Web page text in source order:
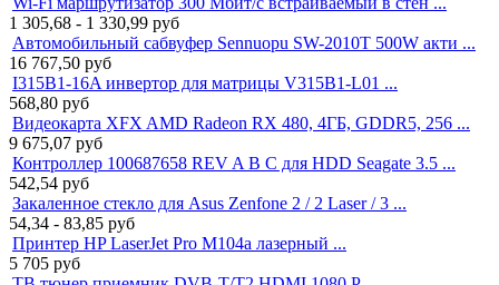
1 305,68 - 1 330,99 руб
Автомобильный сабвуфер Sennuopu SW-2010T 500W акти ...
16 767,50 руб
I315B1-16A инвертор для матрицы V315B1-L01 ...
568,80 руб
Видеокарта XFX AMD Radeon RX 480, 4ГБ, GDDR5, 256 ...
9 675,07 руб
Контроллер 100687658 REV A B C для HDD Seagate 3.5 ...
542,54 руб
Закаленное стекло для Asus Zenfone 2 / 2 Laser / 3 ...
54,34 - 83,85 руб
Принтер HP LaserJet Pro M104a лазерный ...
5 705 руб